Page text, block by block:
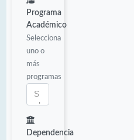
Programa
Académico
Selecciona
uno o
más
programas
Dependencia